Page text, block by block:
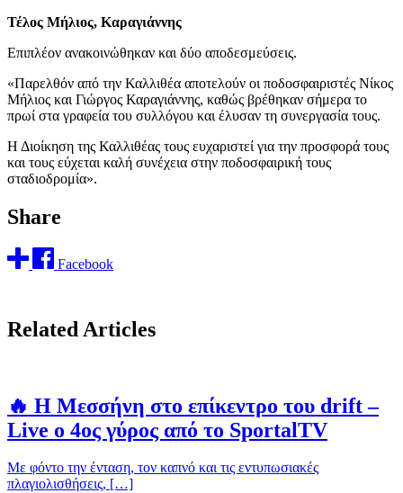
Τέλος Μήλιος, Καραγιάννης
Επιπλέον ανακοινώθηκαν και δύο αποδεσμεύσεις.
«Παρελθόν από την Καλλιθέα αποτελούν οι ποδοσφαιριστές Νίκος
Μήλιος και Γιώργος Καραγιάννης, καθώς βρέθηκαν σήμερα το
πρωί στα γραφεία του συλλόγου και έλυσαν τη συνεργασία τους.
Η Διοίκηση της Καλλιθέας τους ευχαριστεί για την προσφορά τους
και τους εύχεται καλή συνέχεια στην ποδοσφαιρική τους
σταδιοδρομία».
Share
Facebook
Related Articles
🔥 Η Μεσσήνη στο επίκεντρο του drift –
Live ο 4ος γύρος από το SportalTV
Με φόντο την ένταση, τον καπνό και τις εντυπωσιακές
πλαγιολισθήσεις, […]